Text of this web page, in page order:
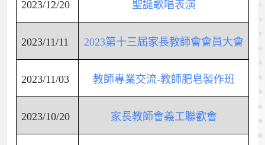
2023/12/20 聖誕歌唱表演
2023/11/11 2023第十三屆家長教師會會員大會
2023/11/03 教師專業交流-教師肥皂製作班
2023/10/20 家長教師會義工聯歡會